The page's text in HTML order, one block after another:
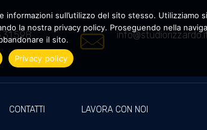
CONTATTI LAVORA CON NOI
sull’utilizzo del sito stesso.
la nostra privacy policy. Proseguendo nella
il sito.
Privacy policy